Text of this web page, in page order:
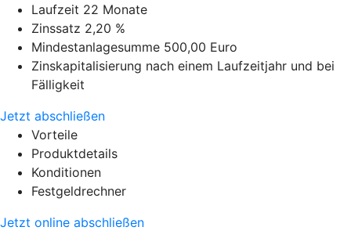
Laufzeit 22 Monate
Zinssatz 2,20 %
Mindestanlagesumme 500,00 Euro
Zinskapitalisierung nach einem Laufzeitjahr und bei
Fälligkeit
Jetzt abschließen
Vorteile
Produktdetails
Konditionen
Festgeldrechner
Jetzt online abschließen